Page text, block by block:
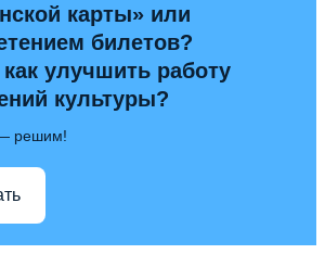
карты» или
билетов?
улучшить работу
культуры?
решим!